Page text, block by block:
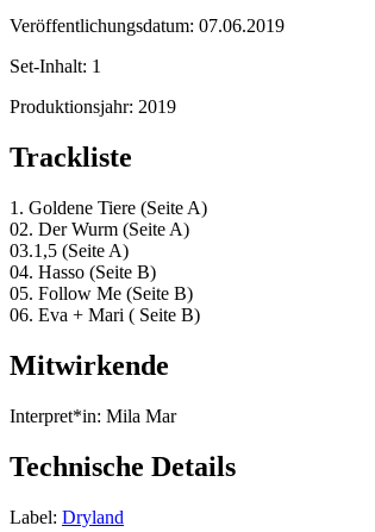
Veröffentlichungsdatum: 07.06.2019
Set-Inhalt: 1
Produktionsjahr: 2019
Trackliste
1. Goldene Tiere (Seite A)
02. Der Wurm (Seite A)
03.1,5 (Seite A)
04. Hasso (Seite B)
05. Follow Me (Seite B)
06. Eva + Mari ( Seite B)
Mitwirkende
Interpret*in: Mila Mar
Technische Details
Label: Dryland